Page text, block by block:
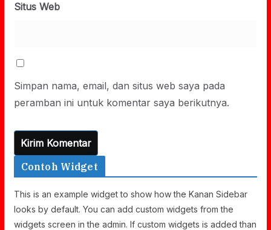
Situs Web
Simpan nama, email, dan situs web saya pada
peramban ini untuk komentar saya berikutnya.
Contoh Widget
This is an example widget to show how the Kanan Sidebar
looks by default. You can add custom widgets from the
widgets screen in the admin. If custom widgets is added than